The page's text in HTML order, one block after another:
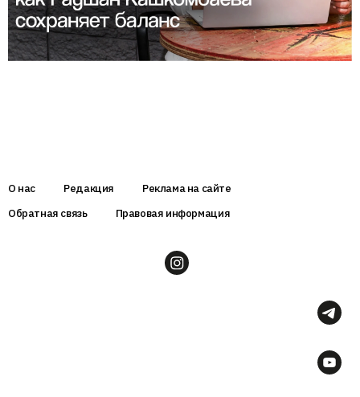
О нас Редакция
Реклама на сайте
Обратная связь
Правовая информация